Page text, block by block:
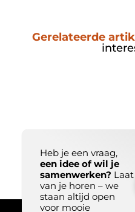
Gerelateerde
Heb je een vraag,
een idee of wil je
samenwerken? Laat
van je horen – we
staan altijd open
voor mooie